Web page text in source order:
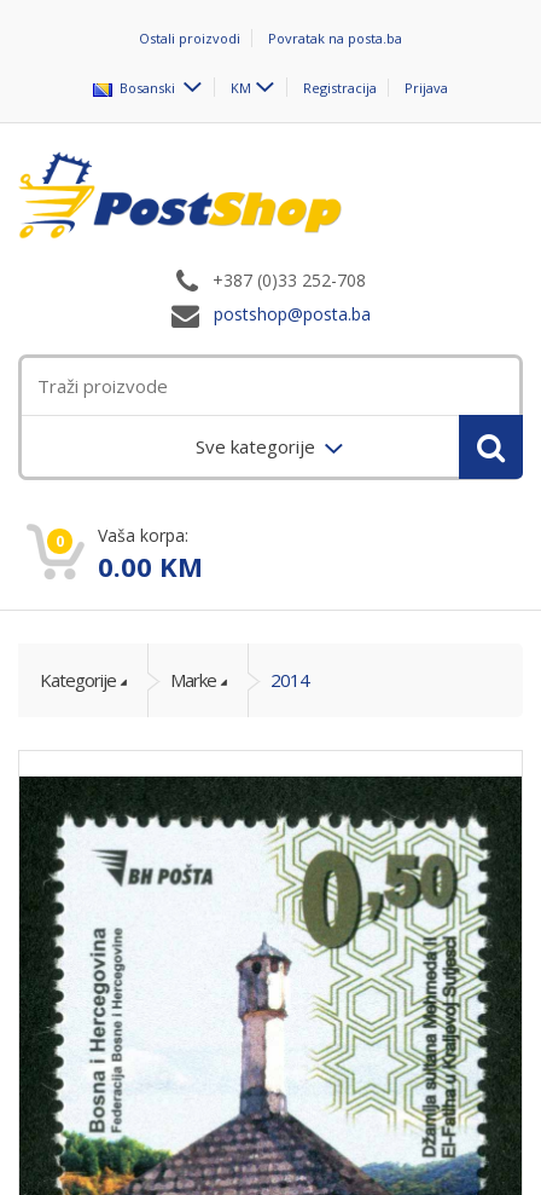
Ostali proizvodi Povratak na posta.ba
Bosanski KM Registracija Prijava
+387 (0)33 252-708
postshop@posta.ba
Sve kategorije
0 Vaša korpa:
0.00 KM
Kategorije Marke 2014